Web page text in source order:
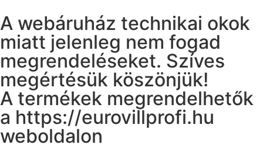
A webáruház technikai okok
miatt jelenleg nem fogad
megrendeléseket. Szíves
megértésük köszönjük!
A termékek megrendelhetők
a https://eurovillprofi.hu
weboldalon